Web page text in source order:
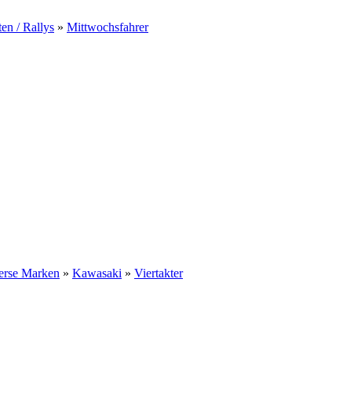
/ Rallys » Mittwochsfahrer
Marken » Kawasaki » Viertakter